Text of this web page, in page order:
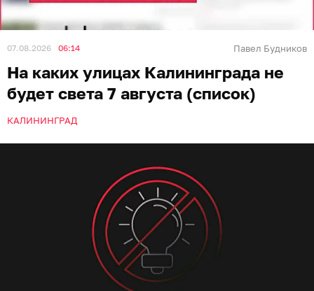
07.08.2026 06:14 Павел Будников
На каких улицах Калининграда не
будет света 7 августа (список)
КАЛИНИНГРАД